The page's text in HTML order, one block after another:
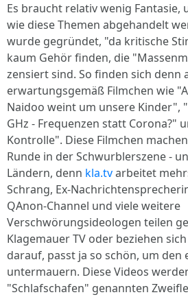
Es braucht relativ wenig Fantasie,
wie diese Themen abgehandelt
wurde gegründet, "da kritische
kaum Gehör finden, die
zensiert sind. So finden sich denn
erwartungsgemäß Filmchen wie
Naidoo weint um unsere Kinder",
GHz - Frequenzen statt Corona?"
Kontrolle". Diese Filmchen
Runde in der Schwurblerszene -
Ländern, denn kla.tvarbeitet
Schrang, Ex-
QAnon-Channel und viele weitere
Verschwörungsideologen teilen
Klagemauer TV oder beziehen
darauf, passt ja so schön, um den
untermauern. Diese Videos
"Schlafschafen" genannten